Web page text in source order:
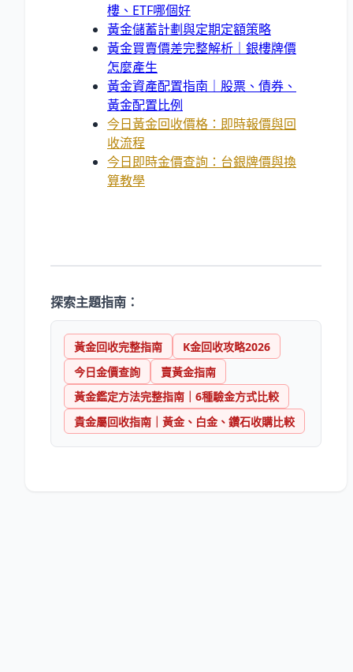
樓、ETF哪個好
黃金儲蓄計劃與定期定額策略
黃金買賣價差完整解析｜銀樓牌價
怎麼產生
黃金資產配置指南｜股票、債券、
黃金配置比例
今日黃金回收價格：即時報價與回
收流程
今日即時金價查詢：台銀牌價與換
算教學
探索主題指南：
黃金回收完整指南
K金回收攻略2026
今日金價查詢
賣黃金指南
黃金鑑定方法完整指南｜6種驗金方式比較
貴金屬回收指南｜黃金、白金、鑽石收購比較